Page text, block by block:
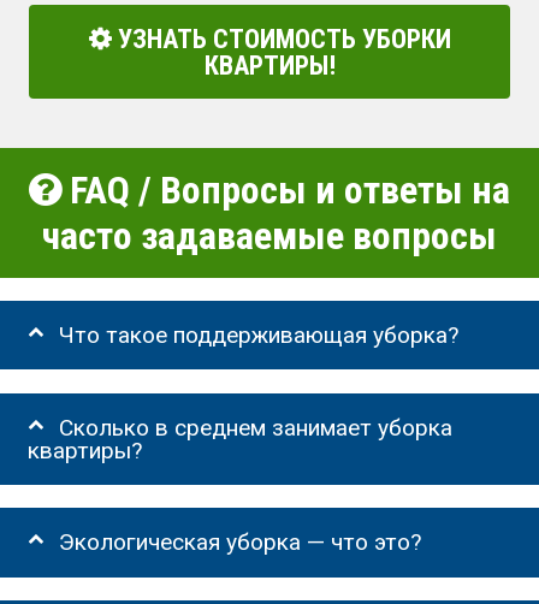
УЗНАТЬ СТОИМОСТЬ УБОРКИ
КВАРТИРЫ!
FAQ / Вопросы и ответы на
часто задаваемые вопросы
Что такое поддерживающая уборка?
Сколько в среднем занимает уборка
квартиры?
Экологическая уборка — что это?